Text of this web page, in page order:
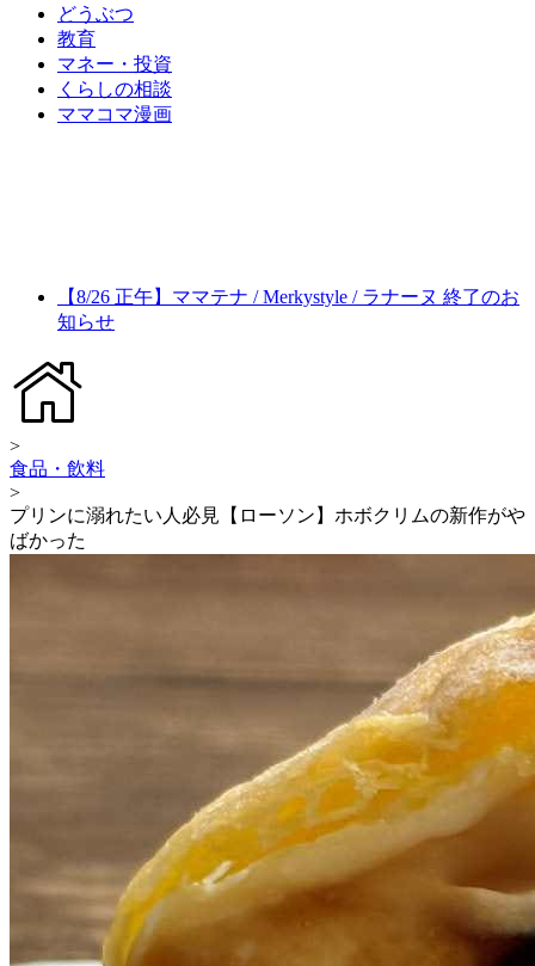
どうぶつ
教育
マネー・投資
くらしの相談
ママコマ漫画
【8/26 正午】ママテナ / Merkystyle / ラナーヌ 終了のお
知らせ
>
食品・飲料
>
プリンに溺れたい人必見【ローソン】ホボクリムの新作がや
ばかった